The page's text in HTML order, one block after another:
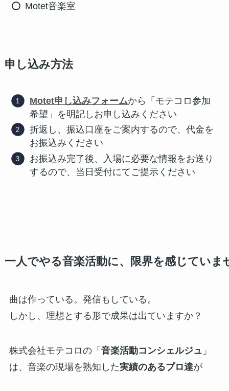
Motet音楽室
申し込み方法
Motet申し込みフォームから「モテコロ参加
希望」を明記しお申し込みください
折返し、振込口座をご案内するので、代金を
お振込みください
お振込み完了後、入場に必要な情報をお送り
するので、当日受付にてご提示ください
一人でやる音楽活動に、限界を感じていま
曲は作っている。発信もしている。
しかし、理想とする形で成果は出ていますか？
株式会社モテコロの「 音楽活動コンシェルジュ 」
は、音楽の現場を熟知した実績のあるプロ達が